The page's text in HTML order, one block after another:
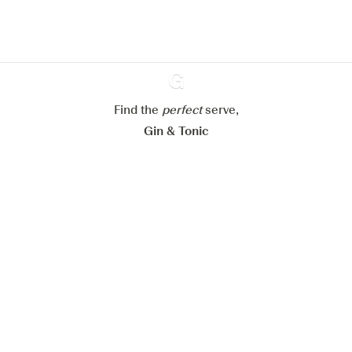
Ginventory
Find the perfectserve,
Gin & Tonic
Paramétrer mes cookies
Refuser tout Accepter tout